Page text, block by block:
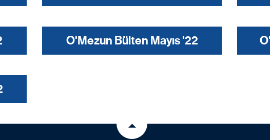
O'Mezun Bülten Mayıs '22